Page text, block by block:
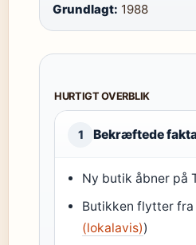
Grundlagt: 1988
HURTIGT OVERBLIK
1 Bekræftede
Ny butik åbner på
Butikken flytter fra
(lokalavis))